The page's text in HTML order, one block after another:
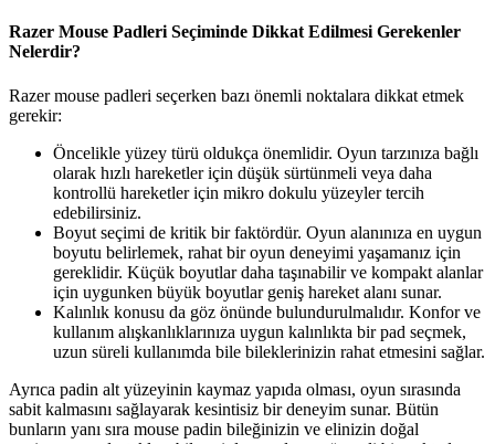
Razer Mouse Padleri Seçiminde Dikkat Edilmesi Gerekenler
Nelerdir?
Razer mouse padleri seçerken bazı önemli noktalara dikkat etmek
gerekir:
Öncelikle yüzey türü oldukça önemlidir. Oyun tarzınıza bağlı
olarak hızlı hareketler için düşük sürtünmeli veya daha
kontrollü hareketler için mikro dokulu yüzeyler tercih
edebilirsiniz.
Boyut seçimi de kritik bir faktördür. Oyun alanınıza en uygun
boyutu belirlemek, rahat bir oyun deneyimi yaşamanız için
gereklidir. Küçük boyutlar daha taşınabilir ve kompakt alanlar
için uygunken büyük boyutlar geniş hareket alanı sunar.
Kalınlık konusu da göz önünde bulundurulmalıdır. Konfor ve
kullanım alışkanlıklarınıza uygun kalınlıkta bir pad seçmek,
uzun süreli kullanımda bile bileklerinizin rahat etmesini sağlar.
Ayrıca padin alt yüzeyinin kaymaz yapıda olması, oyun sırasında
sabit kalmasını sağlayarak kesintisiz bir deneyim sunar. Bütün
bunların yanı sıra mouse padin bileğinizin ve elinizin doğal